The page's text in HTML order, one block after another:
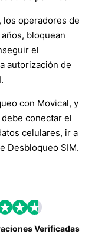
operadores de
bloquean
el
autorización de
con Movical, y
conectar el
celulares, ir a
Desbloqueo SIM.
Verificadas